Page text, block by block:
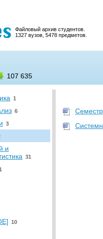
Файловый архив студентов.
1327 вузов, 5478 предметов.
107 635
3
11
1
6
3
и
31
10